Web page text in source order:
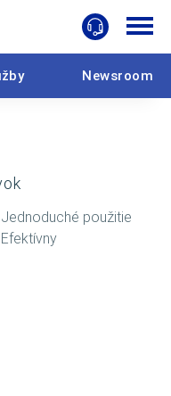
Newsroom
Jednoduché použitie
Efektívny